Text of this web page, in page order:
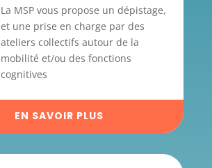
La MSP vous propose un dépistage,
et une prise en charge par des
ateliers collectifs autour de la
mobilité et/ou des fonctions
cognitives
EN SAVOIR PLUS